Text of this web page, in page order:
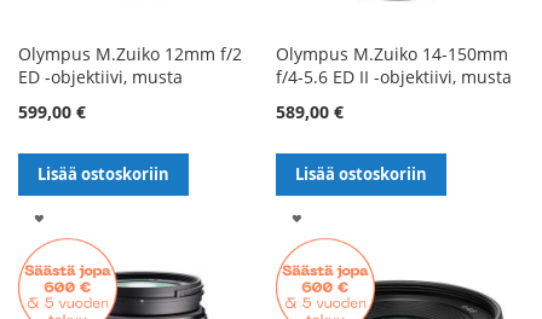
Olympus M.Zuiko 12mm f/2
ED -objektiivi, musta
599,00 €
Lisää ostoskoriin
TOIVELISTALLE
Olympus M.Zuiko 14-150mm
f/4-5.6 ED II -objektiivi, musta
589,00 €
Lisää ostoskoriin
TOIVELISTALLE